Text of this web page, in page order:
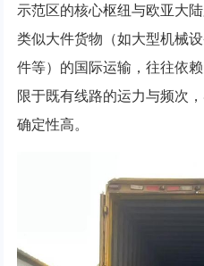
示范区的核心枢纽与欧亚大
类似大件货物（如大型机械
件等）的国际运输，往往依
限于既有线路的运力与频次
确定性高。